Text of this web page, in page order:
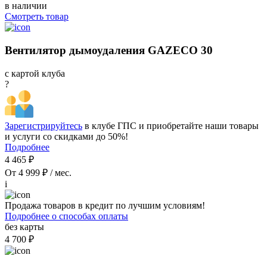
в наличии
Смотреть товар
Вентилятор дымоудаления GAZECO 30
с картой клуба
?
Зарегистрируйтесь в клубе ГПС и приобретайте наши товары
и услуги со скидками до 50%!
Подробнее
4 465 ₽
От 4 999 ₽ / мес.
i
Продажа товаров в кредит по лучшим условиям!
Подробнее о способах оплаты
без карты
4 700 ₽